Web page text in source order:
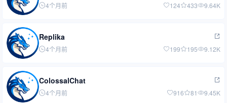
4个月前 124 433 9.64K
Replika
4个月前 199 195 9.12K
ColossalChat
4个月前 916 81 9.45K